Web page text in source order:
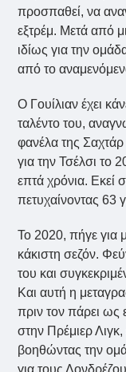
προσπαθεί, να
εξτρέμ. Μετά από
ιδίως για την
από το
Ο Γουίλιαν έχει
ταλέντο του,
φανέλα της
για την Τσέλσι το
επτά χρόνια. Εκεί
πετυχαίνοντας 63
Το 2020, πήγε για
κάκιστη σεζόν.
του και
Και αυτή η
πριν τον πάρει ως
στην Πρέμιερ Λιγκ,
βοηθώντας την
για τους